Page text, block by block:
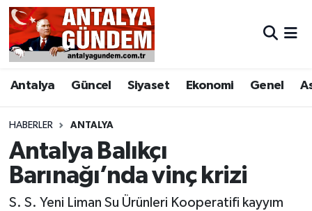
Antalya Güncel Siyaset Ekonomi Genel
HABERLER ANTALYA
Antalya Balıkçı
Barınağı’nda vinç krizi
S. S. Yeni Liman Su Ürünleri Kooperatifi kayyım
Antalya
Asayiş
Bilim & Teknoloji
Bölge
EĞİTİM
Antalya Nöbetçi Eczaneler
Antalya Hava Durumu
Antalya Namaz Vakitleri
Antalya Trafik Yoğunluk Haritası
Süper Lig Puan Durumu ve Fikstür